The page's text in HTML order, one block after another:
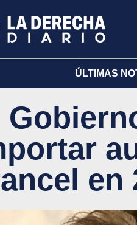
ÚLTIMAS
en